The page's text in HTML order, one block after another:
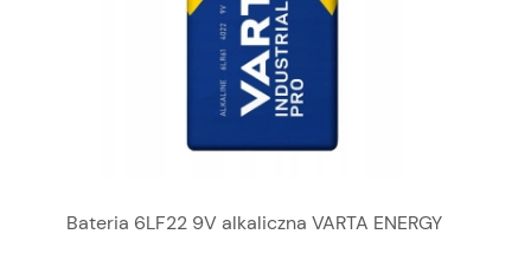
Bateria 6LF22 9V alkaliczna VARTA ENERGY